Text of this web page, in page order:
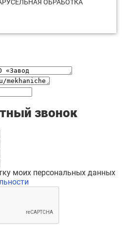
ОБРАБОТКА
звонок
моих персональных данных